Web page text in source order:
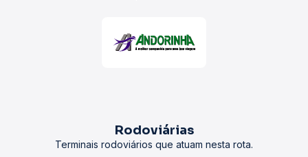
Rodoviárias
Terminais rodoviários que atuam nesta rota.